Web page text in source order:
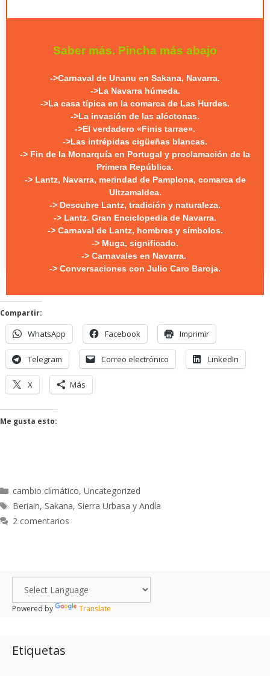
Hasta aquí llegó el agua
Saber más. Pincha más abajo
->Carnaval de Unanu en Sakana, Navarra.
->La Navarra húmeda.
->La casa típica en la comarca de Las Hurdes.
->La invasión de las alóctonas.
->El verdadero «Finis tarrae».
->Las intrépidas cigüeñas blancas.
-> Fin de la Monarquía en Portugal y proclamación de la
Primera República.
-> Lantz, Navarra, merindad de Pamplona, comarca de
Ultzamaldea.
-> Descubre Lantz, tradición y naturaleza.
-> Lantz. Gran Enciclopedia de Navarra.
-> Carnaval de Lantz, hombres y símbolos.
-> Muga, significado.
-> Carnavales en Navarra.
-> Conversaciones con Julio Caro Baroja.
Compartir:
WhatsApp Facebook Imprimir
Telegram Correo electrónico LinkedIn
X Más
Me gusta esto:
cambio climático,Uncategorized
Beriain, Sakana, Sierra Urbasa y Andía
2 comentarios
Powered by Translate
Etiquetas